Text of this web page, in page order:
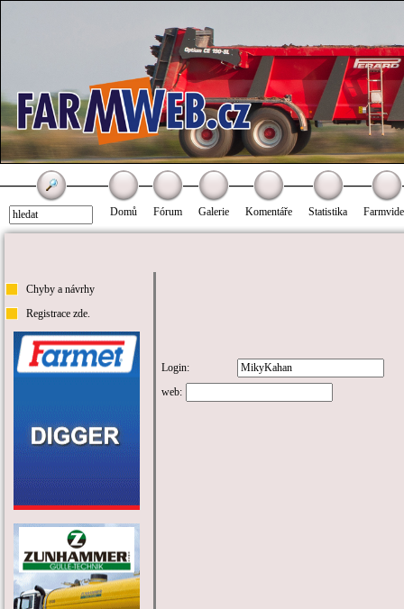
Domů Fórum Galerie Komentáře Statistika
Chyby a návrhy
Registrace zde.
Login:
web: